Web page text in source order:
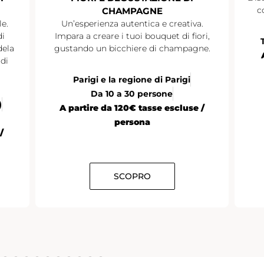
CHAMPAGNE
Un’esperienza autentica e creativa.
Impara a creare i tuoi bouquet di fiori,
gustando un bicchiere di champagne.
Parigi e la regione di Parigi
Da 10 a 30 persone
A partire da 120€ tasse escluse /
persona
SCOPRO